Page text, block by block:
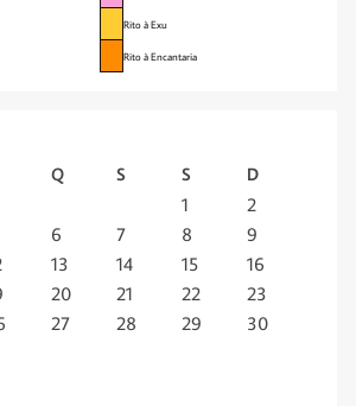
Rito à Exu
Rito à Encantaria
Q S S D
1
2
6 7 8
9
13 14 15
16
20 21 22
23
27 28 29
30